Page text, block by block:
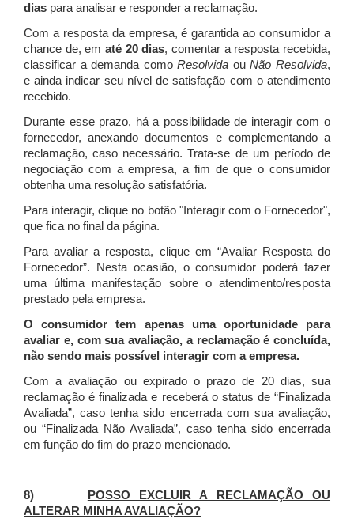
dias para analisar e responder a reclamação.
Com a resposta da empresa, é garantida ao consumidor a
chance de, em até 20 dias, comentar a resposta recebida,
classificar a demanda comoResolvida ouNão Resolvida,
e ainda indicar seu nível de satisfação com o atendimento
recebido.
Durante esse prazo, há a possibilidade de interagir com o
fornecedor, anexando documentos e complementando a
reclamação, caso necessário.Trata-se de um período de
negociação com a empresa, a fim de que o consumidor
obtenha uma resolução satisfatória.
Para interagir, clique no botão "Interagir com o Fornecedor",
que fica no final da página.
Para avaliar a resposta, clique em “Avaliar Resposta do
Fornecedor”. Nesta ocasião, o consumidor poderá fazer
uma última manifestação sobre o atendimento/resposta
prestado pela empresa.
O consumidor tem apenas uma oportunidade para
avaliar e, com sua avaliação, a reclamação é concluída,
não sendo mais possível interagir com a empresa.
Com a avaliação ou expirado o prazo de 20 dias, sua
reclamação é finalizada e receberá o status de “Finalizada
Avaliada”, caso tenha sido encerrada com sua avaliação,
ou “Finalizada Não Avaliada”, caso tenha sido encerrada
em função do fim do prazo mencionado.
8)
POSSO EXCLUIR A RECLAMAÇÃO OU
ALTERAR MINHA AVALIAÇÃO?